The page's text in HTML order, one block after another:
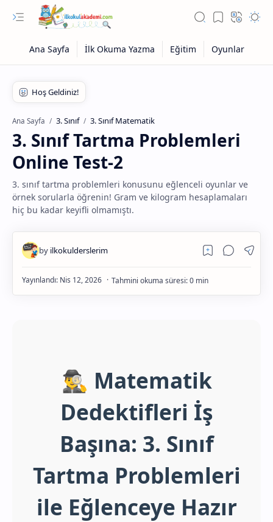
Gelişim
Ana Sayfa 3. Sınıf 3. Sınıf Matematik
3. Sınıf Tartma Problemleri
Online Test-2
3. sınıf tartma problemleri konusunu eğlenceli oyunlar ve
örnek sorularla öğrenin! Gram ve kilogram hesaplamaları
hiç bu kadar keyifli olmamıştı.
🕵️‍♂️ Matematik
Dedektifleri İş
Başına: 3. Sınıf
Tartma Problemleri
ile Eğlenceye Hazır